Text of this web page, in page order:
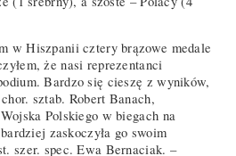
w Hiszpanii cztery brązowe medale
że nasi reprezentanci
Bardzo się cieszę z wyników,
sztab. Robert Banach,
Polskiego w biegach na
zaskoczyła go swoim
szer. spec. Ewa Bernaciak. –